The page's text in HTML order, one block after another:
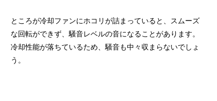
ところが冷却ファンにホコリが詰まっていると、スムーズ
な回転ができず、騒音レベルの音になることがあります。
冷却性能が落ちているため、騒音も中々収まらないでしょ
う。